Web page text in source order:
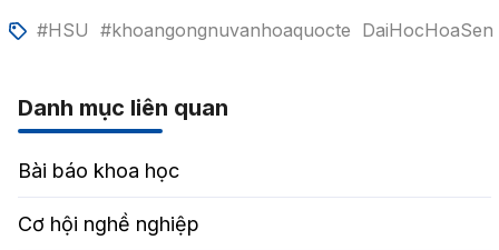
#HSU #khoangongnuvanhoaquocte DaiHocHoaSen
Danh mục liên quan
Bài báo khoa học
Cơ hội nghề nghiệp